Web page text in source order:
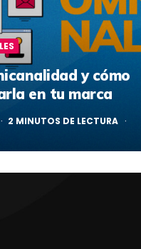
y cómo
en tu marca
2 MINUTOS DE LECTURA